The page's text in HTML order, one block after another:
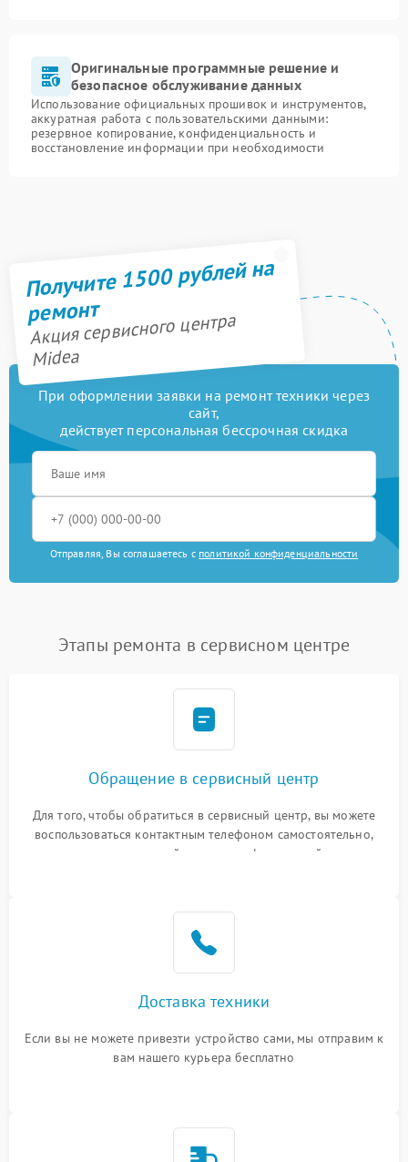
Оригинальные программные решение и
безопасное обслуживание данных
Использование официальных прошивок и инструментов,
аккуратная работа с пользовательскими данными:
резервное копирование, конфиденциальность и
восстановление информации при необходимости
Получите 1500 рублей на
ремонт
Акция сервисного центра
Midea
При оформлении заявки на ремонт техники через
сайт,
действует персональная бессрочная скидка
Отправляя, Вы соглашаетесь с политикой конфиденциальности
Этапы ремонта в сервисном центре
Обращение в сервисный центр
Для того, чтобы обратиться в сервисный центр, вы можете
воспользоваться контактным телефоном самостоятельно,
или оставить свой номер телефона на сайте
Доставка техники
Если вы не можете привезти устройство сами, мы отправим к
вам нашего курьера бесплатно